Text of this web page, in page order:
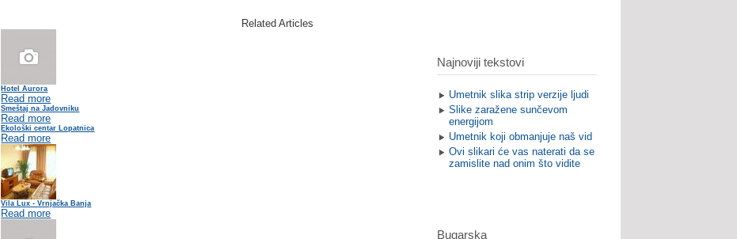
Related Articles
Hotel Aurora
Read more
Smeštaj na Jadovniku
Read more
Ekološki centar Lopatnica
Read more
Vila Lux - Vrnjačka Banja
Read more
Najnoviji tekstovi
Umetnik slika strip verzije ljudi
Slike zaražene sunčevom
energijom
Umetnik koji obmanjuje naš vid
Ovi slikari će vas naterati da se
zamislite nad onim što vidite
Bugarska